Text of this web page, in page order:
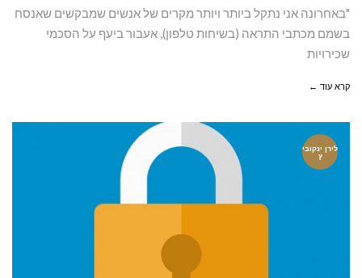
"באחרונה אני נתקל ביותר ויותר מקרים של אנשים שמבקשים שאנסח
בשמם מכתבי התראה (בשיחות טלפון), אעבור ביעף על הסכמי
שכירויות
קרא עוד ←
לירן ינקובי
ץ